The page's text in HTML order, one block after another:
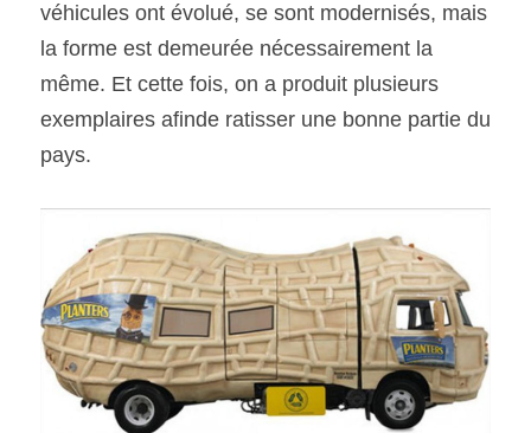
véhicules ont évolué, se sont modernisés, mais
la forme est demeurée nécessairement la
même. Et cette fois, on a produit plusieurs
exemplaires afinde ratisser une bonne partie du
pays.